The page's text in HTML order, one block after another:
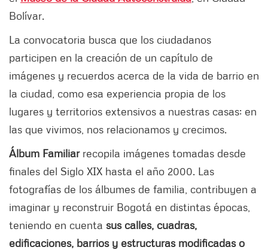
Bolívar.
La convocatoria busca que los ciudadanos
participen en la creación de un capítulo de
imágenes y recuerdos acerca de la vida de barrio en
la ciudad, como esa experiencia propia de los
lugares y territorios extensivos a nuestras casas; en
las que vivimos, nos relacionamos y crecimos.
Álbum Familiarrecopila imágenes tomadas desde
finales del Siglo XIX hasta el año 2000. Las
fotografías de los álbumes de familia, contribuyen a
imaginar y reconstruir Bogotá en distintas épocas,
teniendo en cuenta sus calles, cuadras,
edificaciones, barrios y estructuras modificadas o